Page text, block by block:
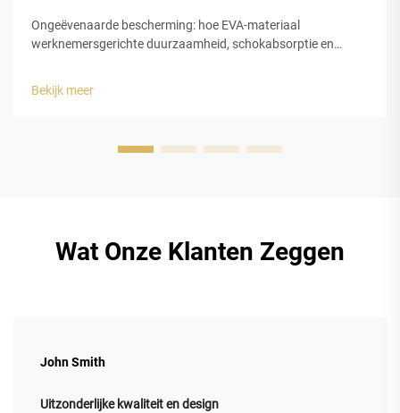
Ongeëvenaarde bescherming: hoe EVA-materiaal
werknemersgerichte duurzaamheid, schokabsorptie en
beschermen, dankzij zijn gesloten celstructuur die
Bekijk meer
Wat Onze Klanten Zeggen
John Smith
Uitzonderlijke kwaliteit en design